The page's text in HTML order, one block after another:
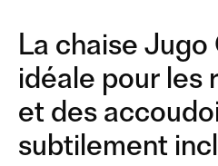
CHAIR WITH WOODEN
ARMRESTS AND CUSHION
La chaise
idéale pour les
et des
subtilement